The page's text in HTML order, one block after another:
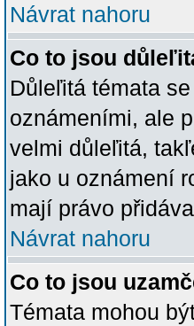
Návrat nahoru
Co to jsou
Důleľitá témata
oznámeními, ale
velmi důleľitá,
jako u oznámení
mají právo
Návrat nahoru
Co to jsou
Témata mohou